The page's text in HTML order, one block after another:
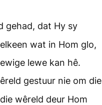
gehad, dat Hy sy
wat in Hom glo,
lewe kan hê.
gestuur nie om die
wêreld deur Hom